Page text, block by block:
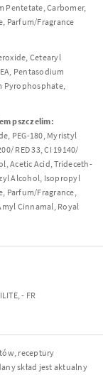
Pentetate, Carbomer,
Parfum/Fragrance
Cetearyl
Pentasodium
Pyrophosphate,
pszczelim:
PEG-180, Myristyl
RED 33, CI 19140/
Acetic Acid, Trideceth-
Alcohol, Isopropyl
Parfum/Fragrance,
Cinnamal, Royal
- FR
receptury
skład jest aktualny